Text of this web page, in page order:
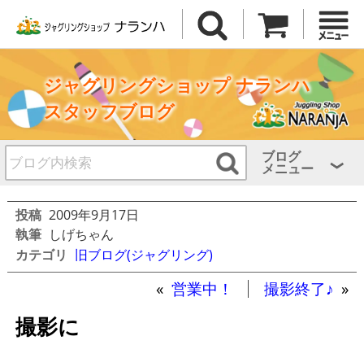
ジャグリングショップ ナランハ
スタッフブログ
ブログ
メニュー
投稿 2009年9月17日
執筆 しげちゃん
カテゴリ 旧ブログ(ジャグリング)
« 営業中！ 撮影終了♪ »
撮影に